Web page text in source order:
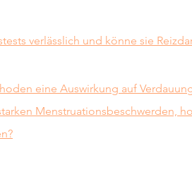
verlässlich und könne sie
eine Auswirkung auf
Menstruationsbeschwerden,